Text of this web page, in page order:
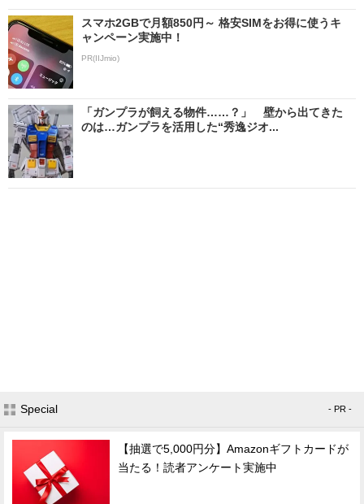
スマホ2GBで月額850円～ 格安SIMをお得に使うキ
ャンペーン実施中！
PR(IIJmio)
「ガンプラが飼える物件……？」 壁から出てきた
のは…ガンプラを活用した“秀逸ジオ...
Special - PR -
【抽選で5,000円分】Amazonギフトカードが
当たる！読者アンケート実施中